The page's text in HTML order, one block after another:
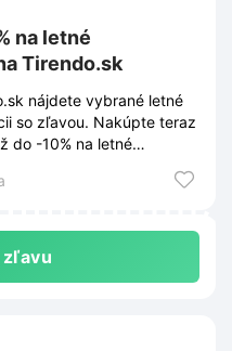
na letné
Tirendo.sk
nájdete vybrané letné
so zľavou. Nakúpte teraz
do -10% na letné